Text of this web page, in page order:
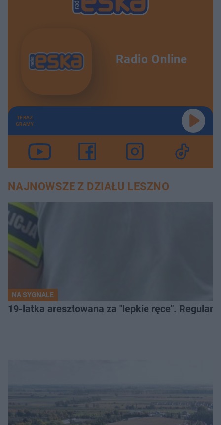
Radio Online
TERAZ
GRAMY
NAJNOWSZE Z DZIAŁU LESZNO
NA SYGNALE
19-latka aresztowana za "lepkie ręce".